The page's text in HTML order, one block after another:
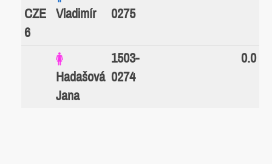
CZE
6
Vladimír
0275
Hadašová
Jana
1503-
0274
0.0